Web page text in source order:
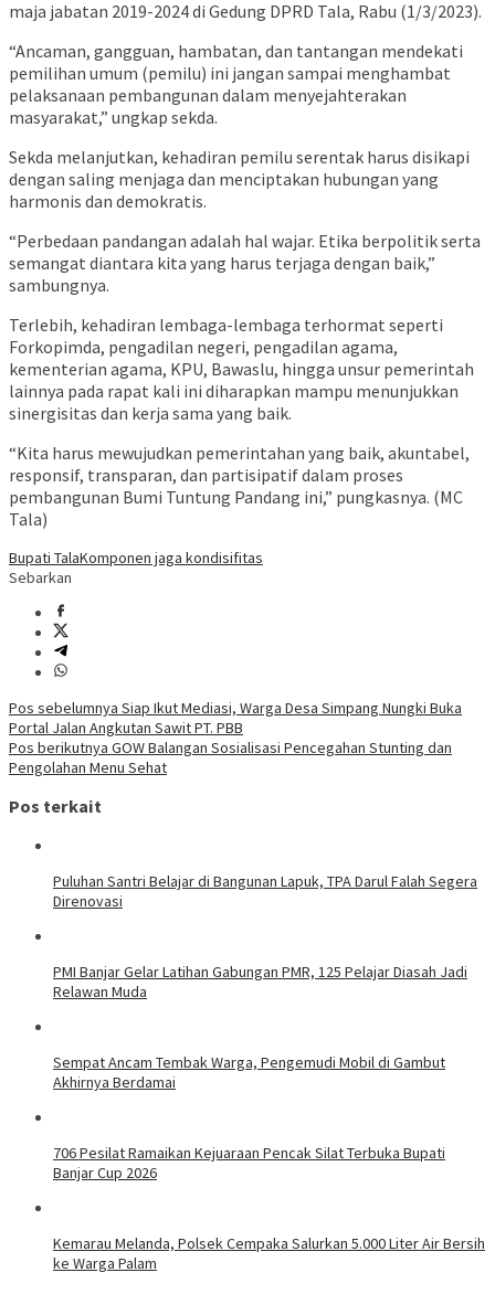
maja jabatan 2019-2024 di Gedung DPRD Tala, Rabu (1/3/2023).
“Ancaman, gangguan, hambatan, dan tantangan mendekati
pemilihan umum (pemilu) ini jangan sampai menghambat
pelaksanaan pembangunan dalam menyejahterakan
masyarakat,” ungkap sekda.
Sekda melanjutkan, kehadiran pemilu serentak harus disikapi
dengan saling menjaga dan menciptakan hubungan yang
harmonis dan demokratis.
“Perbedaan pandangan adalah hal wajar. Etika berpolitik serta
semangat diantara kita yang harus terjaga dengan baik,”
sambungnya.
Terlebih, kehadiran lembaga-lembaga terhormat seperti
Forkopimda, pengadilan negeri, pengadilan agama,
kementerian agama, KPU, Bawaslu, hingga unsur pemerintah
lainnya pada rapat kali ini diharapkan mampu menunjukkan
sinergisitas dan kerja sama yang baik.
“Kita harus mewujudkan pemerintahan yang baik, akuntabel,
responsif, transparan, dan partisipatif dalam proses
pembangunan Bumi Tuntung Pandang ini,” pungkasnya. (MC
Tala)
Bupati TalaKomponen jaga kondisifitas
Sebarkan
Navigasi
pos
Pos sebelumnya Siap Ikut Mediasi, Warga Desa Simpang Nungki Buka
Portal Jalan Angkutan Sawit PT. PBB
Pos berikutnya GOW Balangan Sosialisasi Pencegahan Stunting dan
Pengolahan Menu Sehat
Pos terkait
Puluhan Santri Belajar di Bangunan Lapuk, TPA Darul Falah Segera
Direnovasi
PMI Banjar Gelar Latihan Gabungan PMR, 125 Pelajar Diasah Jadi
Relawan Muda
Sempat Ancam Tembak Warga, Pengemudi Mobil di Gambut
Akhirnya Berdamai
706 Pesilat Ramaikan Kejuaraan Pencak Silat Terbuka Bupati
Banjar Cup 2026
Kemarau Melanda, Polsek Cempaka Salurkan 5.000 Liter Air Bersih
ke Warga Palam